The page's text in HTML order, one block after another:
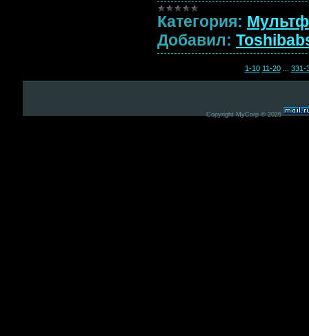
Категория:
Добавил:
1-10 11-20 331-
Copyright MyCorp © 2026